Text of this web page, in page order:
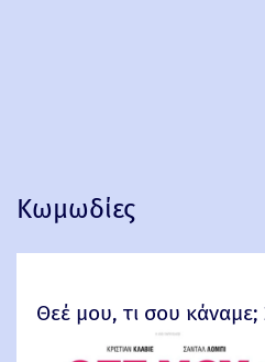
Κωμωδίες
Θεέ μου, τι σου